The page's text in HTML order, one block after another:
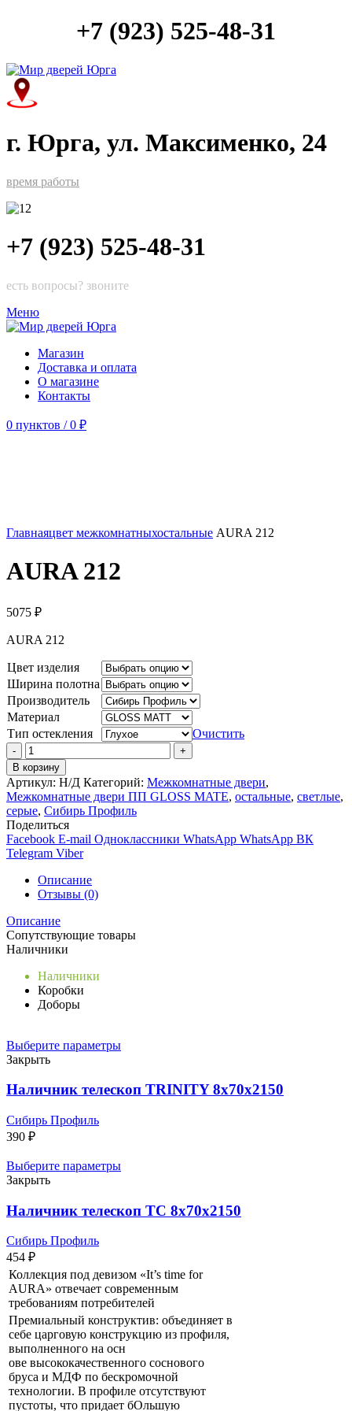
+7 (923) 525-48-31
г. Юрга, ул. Максименко, 24
время работы
+7 (923) 525-48-31
есть вопросы? звоните
Меню
Магазин
Доставка и оплата
О магазине
Контакты
0 пунктов / 0 ₽
Главнаяцвет межкомнатныхостальные AURA 212
AURA 212
5075 ₽
AURA 212
Цвет изделия
Ширина полотна
Производитель
Материал
Тип остекления
Очистить
Количество
товара
AURA
212
В корзину
Артикул: Н/Д Категорий: Межкомнатные двери,
Межкомнатные двери ПП GLOSS MATE, остальные, светлые,
серые, Сибирь Профиль
Поделиться
Facebook E-mail Одноклассники WhatsApp WhatsApp ВК
Telegram Viber
Описание
Отзывы (0)
Описание
Сопутствующие товары
Наличники
Наличники
Коробки
Доборы
Выберите параметры
Закрыть
Наличник телескоп TRINITY 8х70х2150
Сибирь Профиль
390 ₽
Выберите параметры
Закрыть
Наличник телескоп ТС 8х70х2150
Сибирь Профиль
454 ₽
Коллекция под девизом «It’s time for
AURA» отвечает современным
требованиям потребителей
Премиальный конструктив: объединяет в
себе царговую конструкцию из профиля,
выполненного на осн
ове высококачественного соснового
бруса и МДФ по бескромочной
технологии. В профиле отсутствуют
пустоты, что придает бОльшую